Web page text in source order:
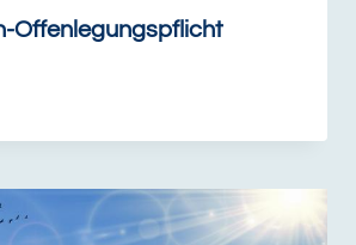
Offenlegungspflicht